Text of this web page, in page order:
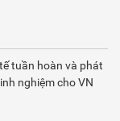
tuần hoàn và phát
nghiệm cho VN